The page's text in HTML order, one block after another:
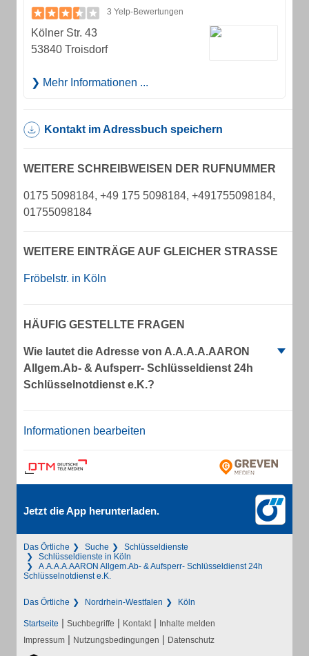
3 Yelp-Bewertungen
Kölner Str. 43
53840 Troisdorf
Mehr Informationen ...
Kontakt im Adressbuch speichern
WEITERE SCHREIBWEISEN DER RUFNUMMER
0175 5098184, +49 175 5098184, +491755098184,
01755098184
WEITERE EINTRÄGE AUF GLEICHER STRASSE
Fröbelstr. in Köln
HÄUFIG GESTELLTE FRAGEN
Wie lautet die Adresse von A.A.A.A.AARON
Allgem.Ab- & Aufsperr- Schlüsseldienst 24h
Schlüsselnotdienst e.K.?
Informationen bearbeiten
Jetzt die App herunterladen.
Das Örtliche Suche
Schlüsseldienste
Schlüsseldienste in Köln
A.A.A.A.AARON Allgem.Ab- & Aufsperr- Schlüsseldienst 24h
Schlüsselnotdienst e.K.
Das Örtliche Nordrhein-Westfalen Köln
Startseite | Suchbegriffe | Kontakt | Inhalte melden
Impressum | Nutzungsbedingungen | Datenschutz